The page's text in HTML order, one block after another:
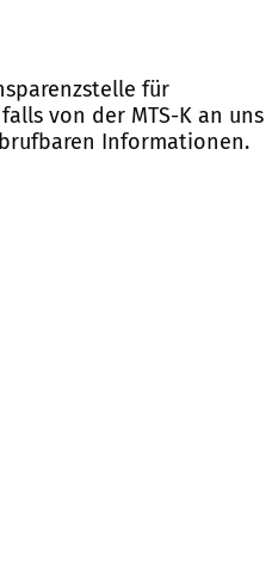
für
von der MTS-K an uns
Informationen.